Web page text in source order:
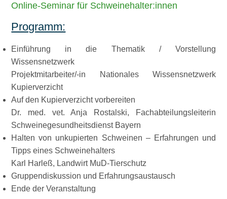
Online-Seminar für Schweinehalter:innen
Programm:
Einführung in die Thematik / Vorstellung
Wissensnetzwerk
Projektmitarbeiter/-in Nationales Wissensnetzwerk
Kupierverzicht
Auf den Kupierverzicht vorbereiten
Dr. med. vet. Anja Rostalski, Fachabteilungsleiterin
Schweinegesundheitsdienst Bayern
Halten von unkupierten Schweinen – Erfahrungen und
Tipps eines Schweinehalters
Karl Harleß, Landwirt MuD-Tierschutz
Gruppendiskussion und Erfahrungsaustausch
Ende der Veranstaltung